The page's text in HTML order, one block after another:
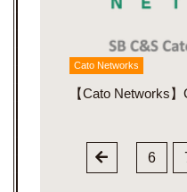
Cato Networks
【Cato Networks
6